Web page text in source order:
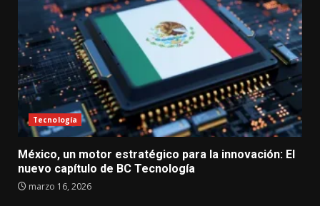
Tecnología
México, un motor estratégico para la innovación: El
nuevo capítulo de BC Tecnología
marzo 16, 2026